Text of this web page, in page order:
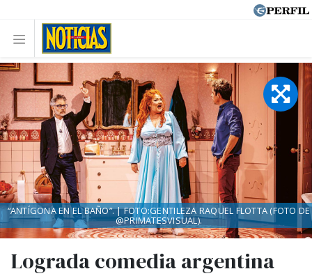
Lograda comedia argentina
“ANTÍGONA EN EL BAÑO”. | FOTO:GENTILEZA RAQUEL FLOTTA (FOTO DE
@PRIMATESVISUAL).